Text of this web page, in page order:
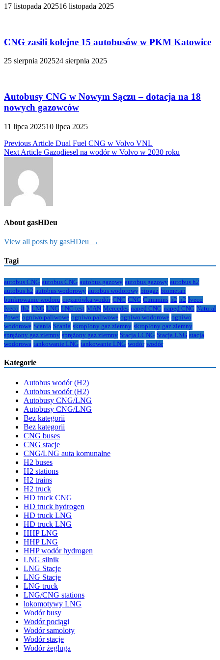
17 listopada 202516 listopada 2025
CNG zasili kolejne 15 autobusów w PKM Katowice
25 sierpnia 202524 sierpnia 2025
Autobusy CNG w Nowym Sączu – dotacja na 18
nowych gazowców
11 lipca 202510 lipca 2025
Nawigacja
wpisu
Previous Article Dual Fuel CNG w Volvo VNL
Next Article Gazodiesel na wodór w Volvo w 2030 roku
About gasHDeu
View all posts by gasHDeu →
Tagi
autobus CNG autobus CNG autobus gazowy autobus gazowy autobus h2
autobus h2 autobus wodorowy autobus wodorowy biogaz biometan
bunkrowanie wodoru ciężarówka wodór CNG CNG Cummins h2 h2 Iveco
Iveco lh2 LNG LNG LNG test MAN Mercedes napęd CNG napęd CNG Natural
Power ogniwo paliwowe ogniwo paliwowe ogniwo wodorowe ogniwo
wodorowe Scania Scania skroplony gaz ziemny skroplony gaz ziemny
sprężony gaz ziemny sprężony gaz ziemny Stacja LCNG Stacja LNG stacja
wodorowa tankowanie LNG tankowanie LNG wodór wodór
Kategorie
Autobus wodór (H2)
Autobus wodór (H2)
Autobusy CNG/LNG
Autobusy CNG/LNG
Bez kategorii
Bez kategorii
CNG buses
CNG stacje
CNG/LNG auta komunalne
H2 buses
H2 stations
H2 trains
H2 truck
HD truck CNG
HD truck hydrogen
HD truck LNG
HD truck LNG
HHP LNG
HHP LNG
HHP wodór hydrogen
LNG silnik
LNG Stacje
LNG Stacje
LNG truck
LNG/CNG stations
lokomotywy LNG
Wodór busy
Wodór pociągi
Wodór samoloty
Wodór stacje
Wodór żegluga